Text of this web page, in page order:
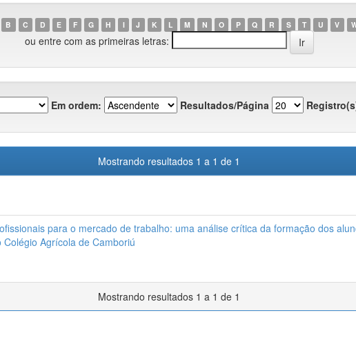
B C D E F G H I J K L M N O P Q R S T U V
ou entre com as primeiras letras:
Em ordem: Resultados/Página
Mostrando resultados 1 a 1 de 1
para o mercado de trabalho: uma análise crítica da formação dos
Agrícola de Camboriú
Mostrando resultados 1 a 1 de 1